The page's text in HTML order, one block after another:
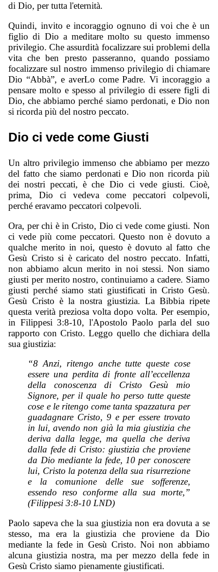
di Dio, per tutta l'eternità.
Quindi, invito e incoraggio ognuno di voi che è un
figlio di Dio a meditare molto su questo immenso
privilegio. Che assurdità focalizzare sui problemi della
vita che ben presto passeranno, quando possiamo
focalizzare sul nostro immenso privilegio di chiamare
Dio “Abbà”, e averLo come Padre. Vi incoraggio a
pensare molto e spesso al privilegio di essere figli di
Dio, che abbiamo perché siamo perdonati, e Dio non
si ricorda più del nostro peccato.
Dio ci vede come Giusti
Un altro privilegio immenso che abbiamo per mezzo
del fatto che siamo perdonati e Dio non ricorda più
dei nostri peccati, è che Dio ci vede giusti. Cioè,
prima, Dio ci vedeva come peccatori colpevoli,
perché eravamo peccatori colpevoli.
Ora, per chi è in Cristo, Dio ci vede come giusti. Non
ci vede più come peccatori. Questo non è dovuto a
qualche merito in noi, questo è dovuto al fatto che
Gesù Cristo si è caricato del nostro peccato. Infatti,
non abbiamo alcun merito in noi stessi. Non siamo
giusti per merito nostro, continuiamo a cadere. Siamo
giusti perché siamo stati giustificati in Cristo Gesù.
Gesù Cristo è la nostra giustizia. La Bibbia ripete
questa verità preziosa volta dopo volta. Per esempio,
in Filippesi 3:8-10, l'Apostolo Paolo parla del suo
rapporto con Cristo. Leggo quello che dichiara della
sua giustizia:
“8 Anzi, ritengo anche tutte queste cose
essere una perdita di fronte all’eccellenza
della conoscenza di Cristo Gesù mio
Signore, per il quale ho perso tutte queste
cose e le ritengo come tanta spazzatura per
guadagnare Cristo, 9 e per essere trovato
in lui, avendo non già la mia giustizia che
deriva dalla legge, ma quella che deriva
dalla fede di Cristo: giustizia che proviene
da Dio mediante la fede, 10 per conoscere
lui, Cristo la potenza della sua risurrezione
e la comunione delle sue sofferenze,
essendo reso conforme alla sua morte,”
(Filippesi 3:8-10 LND)
Paolo sapeva che la sua giustizia non era dovuta a se
stesso, ma era la giustizia che proviene da Dio
mediante la fede in Gesù Cristo. Noi non abbiamo
alcuna giustizia nostra, ma per mezzo della fede in
Gesù Cristo siamo pienamente giustificati.